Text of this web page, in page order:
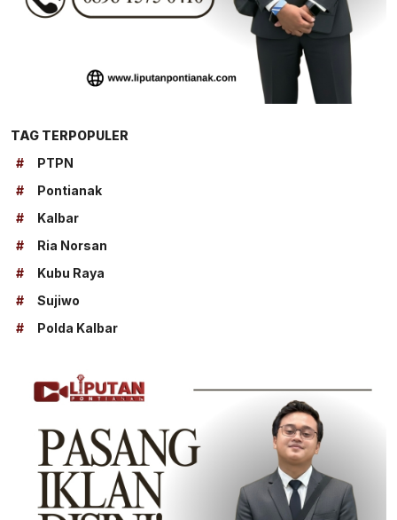
TAG TERPOPULER
#
PTPN
#
Pontianak
#
Kalbar
#
Ria Norsan
#
Kubu Raya
#
Sujiwo
#
Polda Kalbar